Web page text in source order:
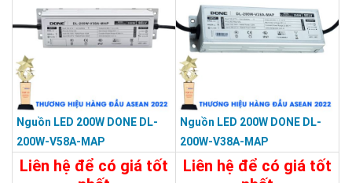
Nguồn LED 200W DONE DL-
200W-V58A-MAP
Liên hệ để có giá tốt
Nguồn LED 200W DONE DL-
200W-V38A-MAP
Liên hệ để có giá tốt